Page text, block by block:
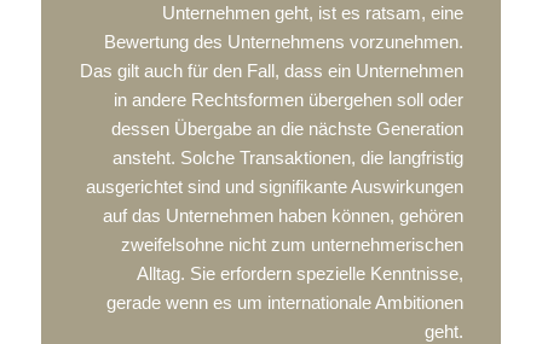
Unternehmen geht, ist es ratsam, eine
Bewertung des Unternehmens vorzunehmen.
Das gilt auch für den Fall, dass ein Unternehmen
in andere Rechtsformen übergehen soll oder
dessen Übergabe an die nächste Generation
ansteht. Solche Transaktionen, die langfristig
ausgerichtet sind und signifikante Auswirkungen
auf das Unternehmen haben können, gehören
zweifelsohne nicht zum unternehmerischen
Alltag. Sie erfordern spezielle Kenntnisse,
gerade wenn es um internationale Ambitionen
geht.